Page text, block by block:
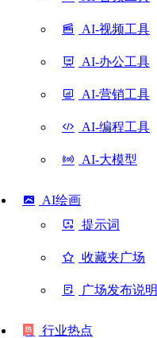
AI-视频工具
AI-办公工具
AI-营销工具
AI-编程工具
AI-大模型
AI绘画
提示词
收藏夹广场
广场发布说明
行业热点